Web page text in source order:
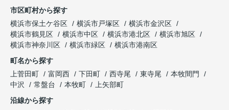
市区町村から探す
横浜市保土ケ谷区
横浜市戸塚区
横浜市金沢区
横浜市鶴見区
横浜市中区 横浜市港北区
横浜市旭区
横浜市神奈川区
横浜市緑区
横浜市港南区
町名から探す
上菅田町
富岡西 下田町 西寺尾 東寺尾
本牧間門
中沢
常盤台 本牧町
上矢部町
沿線から探す